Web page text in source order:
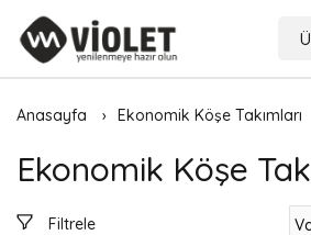
Anasayfa Ekonomik Köşe Takımları
Ekonomik Köşe
Filtrele